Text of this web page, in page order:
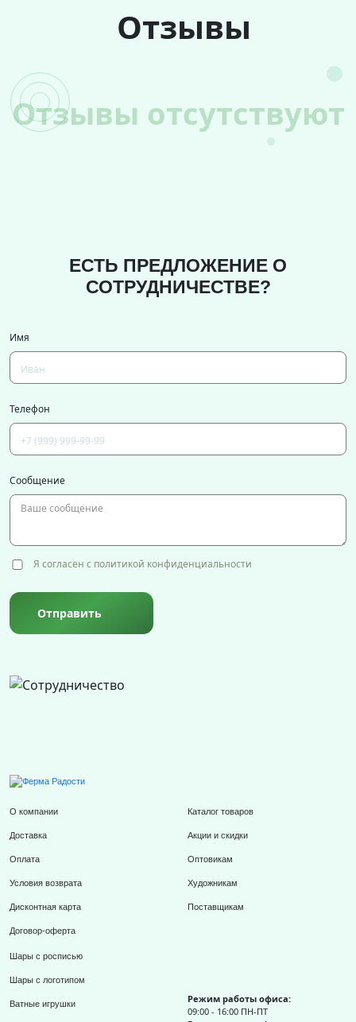
Отзывы
Отзывы отсутствуют
ЕСТЬ ПРЕДЛОЖЕНИЕ О
СОТРУДНИЧЕСТВЕ?
Имя
Телефон
Сообщение
Я согласен с политикой конфиденциальности
Отправить
О компании
Доставка
Оплата
Условия возврата
Дисконтная карта
Договор-оферта
Каталог товаров
Акции и скидки
Оптовикам
Художникам
Поставщикам
Шары с росписью
Шары с логотипом
Ватные игрушки
Режим работы офиса:
09:00 - 16:00 ПН-ПТ